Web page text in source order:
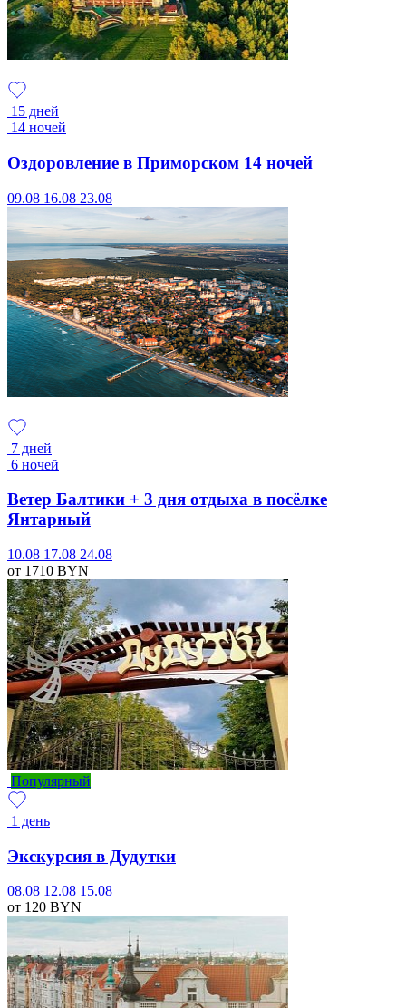
15 дней
14 ночей
Оздоровление в Приморском 14 ночей
09.08 16.08 23.08
7 дней
6 ночей
Ветер Балтики + 3 дня отдыха в посёлке
Янтарный
10.08 17.08 24.08
от 1710 BYN
Популярный
1 день
Экскурсия в Дудутки
08.08 12.08 15.08
от 120 BYN